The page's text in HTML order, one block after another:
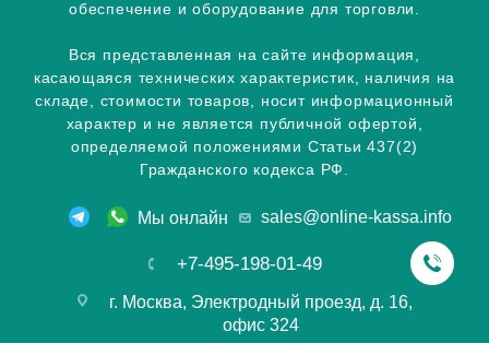
обеспечение и оборудование для торговли.
Вся представленная на сайте информация,
касающаяся технических характеристик, наличия на
складе, стоимости товаров, носит информационный
характер и не является публичной офертой,
определяемой положениями Статьи 437(2)
Гражданского кодекса РФ.
Мы онлайн sales@online-kassa.info
+7-495-198-01-49
г. Москва, Электродный проезд, д. 16,
офис 324